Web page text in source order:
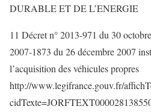
DURABLE ET DE L’ENERGIE
11 Décret n° 2013-971 du 30
2007-1873 du 26 décembre 2007
l’acquisition des véhicules propres
http://www.legifrance.gouv.fr/